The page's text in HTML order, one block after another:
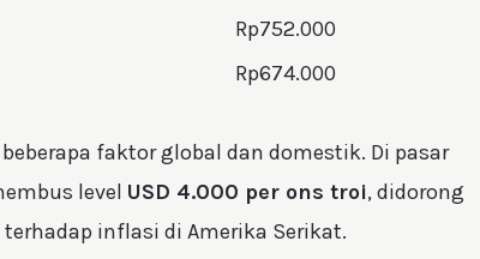
Rp752.000
Rp674.000
faktor global dan domestik. Di pasar
level USD 4.000 per ons troi, didorong
inflasi di Amerika Serikat.